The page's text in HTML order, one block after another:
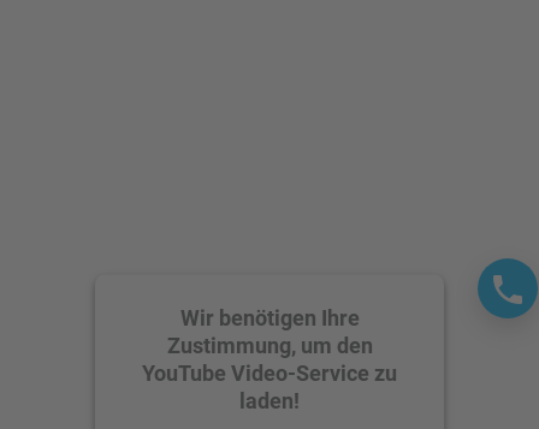
Wir benötigen Ihre
Zustimmung, um den
YouTube Video-Service zu
laden!